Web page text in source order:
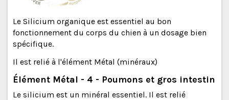
Le Silicium organique est essentiel au bon
fonctionnement du corps du chien à un dosage bien
spécifique.
Il est relié à l'élément Métal (minéraux)
Élément Métal - 4 - Poumons et gros intestin
Le silicium est un minéral essentiel. Il est relié